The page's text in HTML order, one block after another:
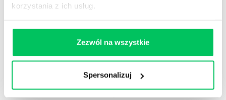
korzystania z ich usług.
Zezwól na wszystkie
Spersonalizuj
Artykuły związane ze szkoleniami eksperckimi.